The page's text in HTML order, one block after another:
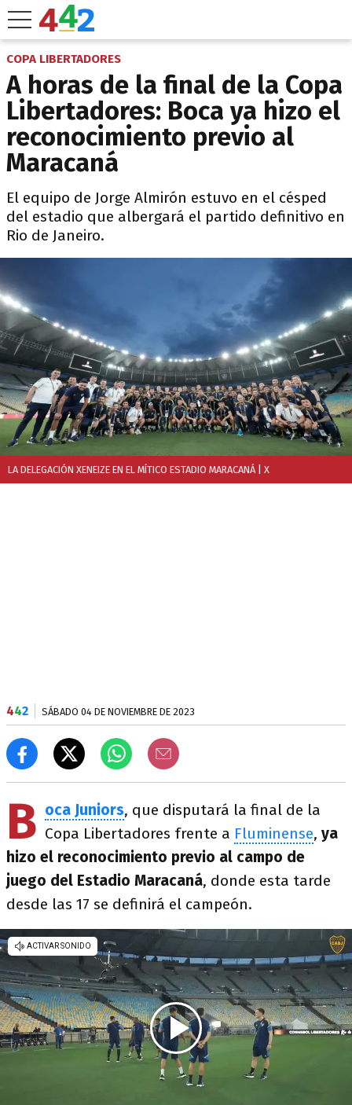
COPA LIBERTADORES
A horas de la final de la Copa
Libertadores: Boca ya hizo el
reconocimiento previo al
Maracaná
El equipo de Jorge Almirón estuvo en el césped
del estadio que albergará el partido definitivo en
Rio de Janeiro.
LA DELEGACIÓN XENEIZE EN EL MÍTICO ESTADIO MARACANÁ | X
442 SÁBADO 04 DE NOVIEMBRE DE 2023
B oca Juniors, que disputará la final de la
Copa Libertadores frente a Fluminense, ya
hizo el reconocimiento previo al campo de
juego del Estadio Maracaná, donde esta tarde
desde las 17 se definirá el campeón.